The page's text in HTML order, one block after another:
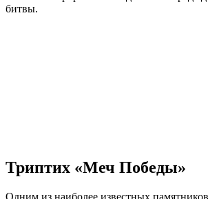
битвы.
Триптих «Меч Победы»
Одним из наиболее известных